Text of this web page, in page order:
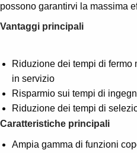
possono garantirvi la massima
Vantaggi principali
Riduzione dei tempi di fermo
in servizio
Risparmio sui tempi di
Riduzione dei tempi di
Caratteristiche principali
Ampia gamma di funzioni